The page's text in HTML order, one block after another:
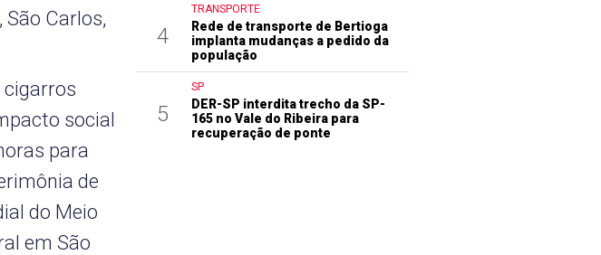
Carlos,
cigarros
social
para
de
do Meio
em São
4
TRANSPORTE
Rede de transporte de Bertioga
implanta mudanças a pedido da
população
5
SP
DER-SP interdita trecho da SP-
165 no Vale do Ribeira para
recuperação de ponte